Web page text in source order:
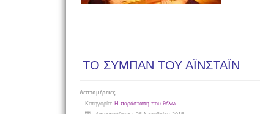
ΤΟ ΣΥΜΠΑΝ ΤΟΥ ΑΪΝΣΤΑΪΝ
Λεπτομέρειες
Κατηγορία: Η παράσταση που θέλω